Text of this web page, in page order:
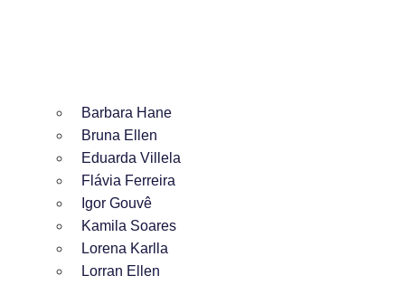
Barbara Hane
Bruna Ellen
Eduarda Villela
Flávia Ferreira
Igor Gouvê
Kamila Soares
Lorena Karlla
Lorran Ellen